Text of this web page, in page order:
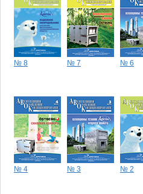
№ 8 № 7 № 6
№ 4 № 3 № 2